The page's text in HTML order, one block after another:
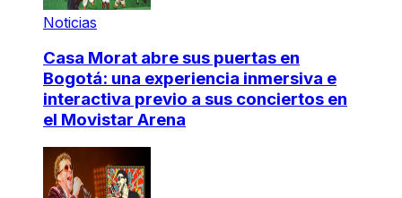
Noticias
Casa Morat abre sus puertas en
Bogotá: una experiencia inmersiva e
interactiva previo a sus conciertos en
el Movistar Arena